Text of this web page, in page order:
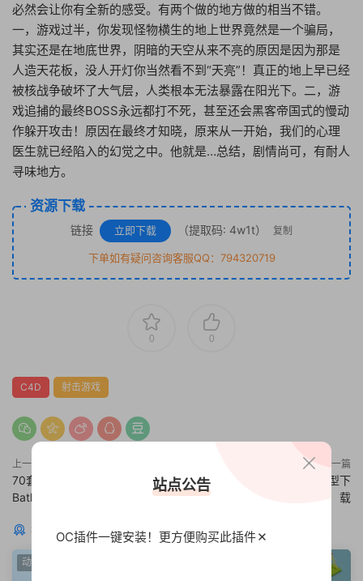
必然会让你有全新的感受。有两个做的地方做的相当不错。
一，游戏过半，你发现怪物横生的地上世界竟然是一个骗局，
其实还是在地底世界，阴暗的天空从来不亮的原因是因为那是
人造天花板，没人开灯你当然看不到“天亮”！真正的地上早已经
被核战争破坏了大气层，人类根本无法暴露在阳光下。二，游
戏追捕的最终BOSS永远都打不死，甚至还会黑客帝国式的慢动
作躲开攻击！原因在最终才知晓，原来从一开始，我们的心理
医生就已经陷入的幻觉之中。他就是…总结，剧情尚可，有耐人
寻味地方。
资源下载
链接 立即下载 （提取码: 4w1t） 复制
下单如有疑问咨询客服QQ：794320719
0 0
C4D 射击游戏
上一篇
70套浴室配套C4D模型合集
Bathrooms
下一篇
iPhone 6 Model 苹果手机模型下
载
猜你喜欢
动物
站点公告
OC插件一键安装！更方便购买此插件